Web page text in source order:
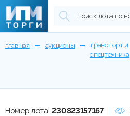
главная аукционы
транспорт и
спецтехника
Номер лота: 230823157167